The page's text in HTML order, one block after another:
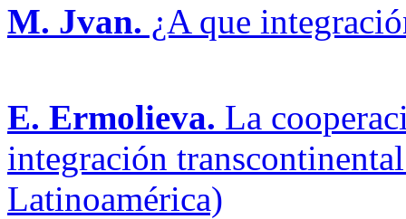
M. Jvan. ¿A que
E. Ermolieva. La
integración
Latinoamérica)